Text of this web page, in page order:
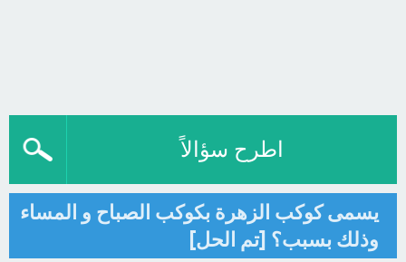
اطرح سؤالاً
يسمى كوكب الزهرة بكوكب الصباح و المساء
وذلك بسبب؟ [تم الحل]